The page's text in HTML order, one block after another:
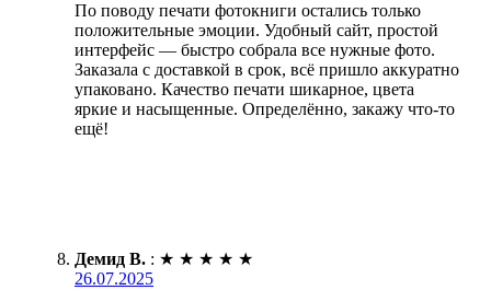
По поводу печати фотокниги остались только
положительные эмоции. Удобный сайт, простой
интерфейс — быстро собрала все нужные фото.
Заказала с доставкой в срок, всё пришло аккуратно
упаковано. Качество печати шикарное, цвета
яркие и насыщенные. Определённо, закажу что-то
ещё!
Демид В. : ★ ★ ★ ★ ★
26.07.2025